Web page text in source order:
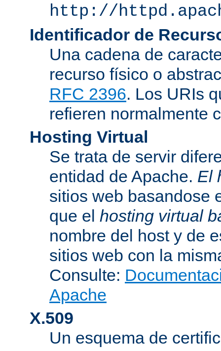
http://
Identificador de
Una cadena de
recurso físico o
RFC 2396. Los URIs
refieren normalmente
Hosting Virtual
Se trata de servir
entidad de Apache. El
sitios web basandose
que el hosting virtual
nombre del host y de
sitios web con la
Consulte:
Apache
X.509
Un esquema de